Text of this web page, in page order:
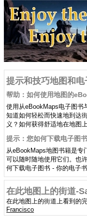
提示和技巧地图和电
帮助：如何使用地图的
使用从eBookMaps电子图书
知道如何轻松而快速地到达
义？如何获得舒适地在地图
提示：您如何下载电子图
从eBookMaps地图书籍是专
可以随时随地使用它们。也
何下载电子图书 - 你的电子
在此地图上的街道-
在此地图上的街道上看到的
Francisco